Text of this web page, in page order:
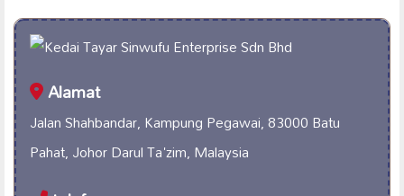
Alamat
Jalan Shahbandar, Kampung Pegawai, 83000 Batu
Pahat, Johor Darul Ta'zim, Malaysia